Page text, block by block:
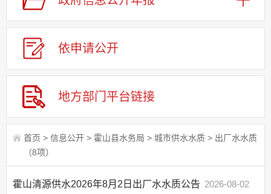
建议提案办理
公务员及事业单位招录
应急管理
回应关切
监督保障
其他法定信息
依申请公开
地方部门平台链接
首页 > 信息公开 > 霍山县水务局 > 城市供水水质 > 出厂水水质
（8项）
霍山清源供水2026年8月2日出厂水水质公告 2026-08-02